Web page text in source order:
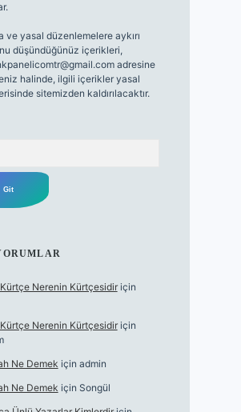
ve yasal düzenlemelere aykırı
düşündüğünüz içerikleri,
adresine
halinde, ilgili içerikler yasal
sitemizden kaldırılacaktır.
Nerenin Kürtçesidiriçin
Nerenin Kürtçesidiriçin
Ne Demek için admin
Ne Demek için Songül